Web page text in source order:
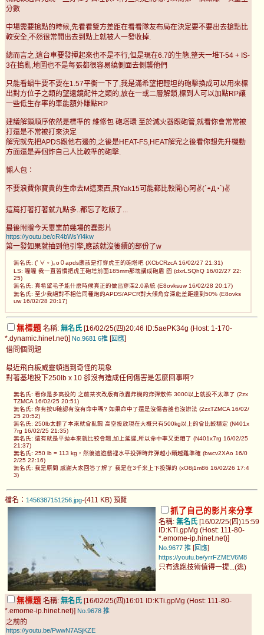
分數
中場需要搶點的時候,先看看雙方差距在看看隊友布局在決定要不要出去搶點比
較安全,不然很常開出去到點上就被人一發收掉.
總而言之,這台車要發揮起來也不是不行,但是現在6.7的生態,整天一堆T-54 + IS-
3在搗亂,地圖也不是每張都很容易繞側面去側襲他們
只能看蝸牛要不要在1.57平衡一下了,我是滿希望把輕坦的砲擊換成可以用來標
出對方位子之類的望遠鏡配件之類的,放在一或二層解鎖,標到人可以加點RP讓
一些低生存率的車能額外賺點RP
建議解鎖順序依然是標準的 維修包 砲塔環 至於滅火器跟砲管,就看你會常常被
打還是不常被打來決定
解完就先把APDS跟他右邊的,之後是HEAT-FS,HEAT解完之後看你想先升機動
方面還是弄個炸自己人比較準的砲擊.
懶人包：
不要浪費你寶貴的生命去M這東西,飛Yak15可能都比較開心阿✌(´◓Д◔`)✌
這篇打著打著就九點多..都忘了吃飯了...
最後附贈今天畢業前幾場的蠢影片
https://youtu.be/cR4bWsYl4kw
第一發如果就抽到他引擎,應該就沒後續的部份了w
無名氏: (ﾟ∀。)｡o０apds應該是打穿虎王的砲塔吧 (XCbCRzcA 16/02/27 21:31)
LS: 喔喔 我一直習慣把虎王砲塔前面185mm那塊講成砲盾 囧 (dxrLSQhQ 16/02/27 22:
25)
無名氏: 真希望毛子能什麽時候真正的做出穿深2.0系統 (E8ovksuw 16/02/28 20:17)
無名氏: 至少我絕對不相信同種炮的APDS/APCR對大傾角穿深能差距達到50% (E8ovks
uw 16/02/28 20:17)
無標題 名稱: 無名氏 [16/02/25(四)20:46 ID:5aePK34g (Host: 1-170-
*.dynamic.hinet.net)] No.9681 6推 [回應]
借問個問題
最近飛白板威靈頓遇到奇怪的現象
對著基地投下250lb x 10 卻沒有造成任何傷害是怎麼回事啊?
無名氏: 看你是多高投的 之前某次改版有改轟炸機的炸彈散佈 3000以上就投不太準了 (2zx
TZMCA 16/02/25 20:51)
無名氏: 你有按U確認有沒有命中嗎? 如果命中了還是沒傷害誰也沒辦法 (2zxTZMCA 16/02/
25 20:52)
無名氏: 250lb太輕了本來就會亂飄 高空投放現在大概只有500kg以上的會比較穩定 (N401x
7rg 16/02/25 21:35)
無名氏: 還有就是平拋本來就比較會飄,加上延遲,所以命中率又更糟了 (N401x7rg 16/02/25
21:37)
無名氏: 250 lb = 113 kg，然後這遊戲裡水平投彈時炸彈越小顆越難準確 (bwcv2XAo 16/0
2/25 22:16)
無名氏: 我是原問 感謝大家回答了解了 我是在3千米上下投彈的 (xO8j1m86 16/02/26 17:4
3)
檔名： 1456387151256.jpg-(411 KB) 預覽
抓了自己的影片來分享
名稱: 無名氏 [16/02/25(四)15:59
ID:KTi.gpMg (Host: 111-80-
*.emome-ip.hinet.net)]
No.9677 推 [回應]
https://youtu.be/yrrFZMEV6M8
只有逃跑技術值得一提...(逃)
無標題 名稱: 無名氏 [16/02/25(四)16:01 ID:KTi.gpMg (Host: 111-80-
*.emome-ip.hinet.net)] No.9678 推
之前的
https://youtu.be/PwwN7ASjKZE